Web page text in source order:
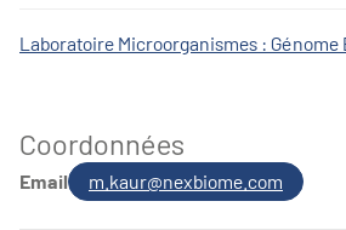
Laboratoire Microorganismes :
Coordonnées
Email m.kaur@nexbiome.com